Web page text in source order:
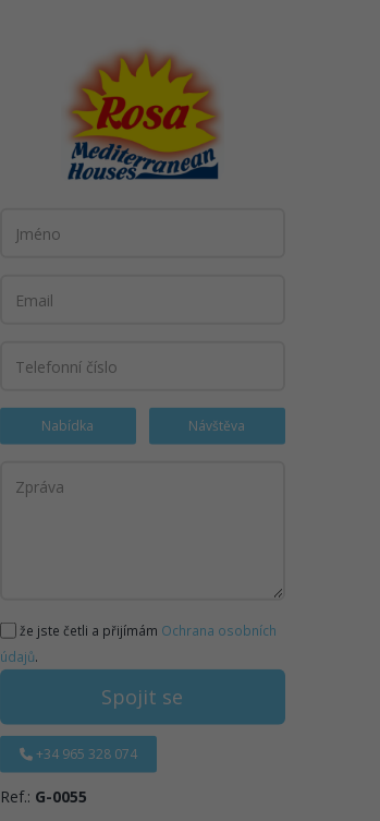
Nabídka Návštěva
že jste četli a přijímám Ochrana osobních
údajů.
Spojit se
+34 965 328 074
Ref.: G-0055